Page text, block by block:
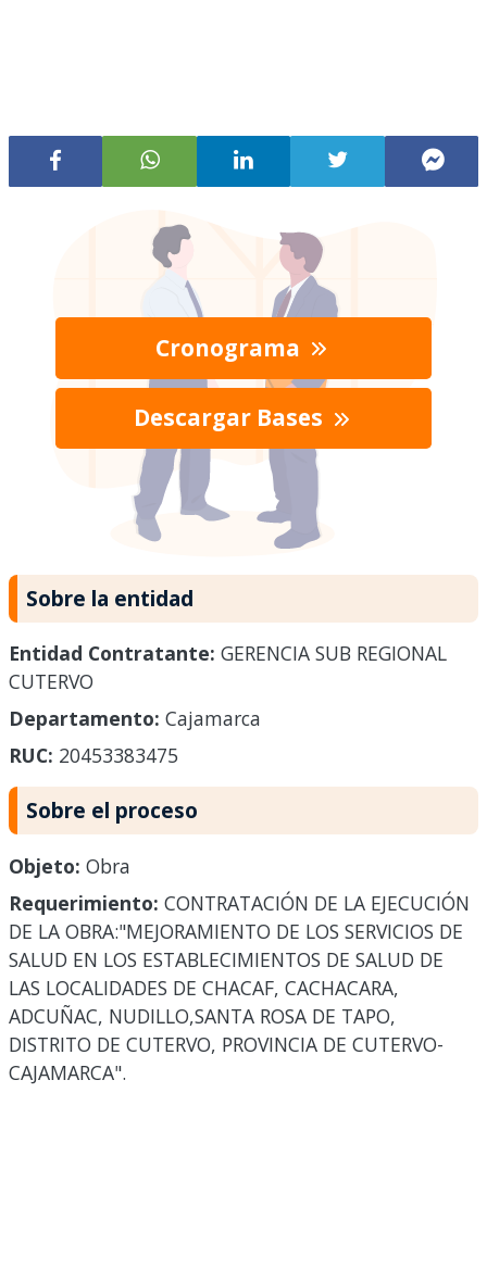
Cronograma
Descargar Bases
Sobre la entidad
Entidad Contratante: GERENCIA SUB REGIONAL
CUTERVO
Departamento: Cajamarca
RUC: 20453383475
Sobre el proceso
Objeto: Obra
Requerimiento: CONTRATACIÓN DE LA EJECUCIÓN
DE LA OBRA:"MEJORAMIENTO DE LOS SERVICIOS DE
SALUD EN LOS ESTABLECIMIENTOS DE SALUD DE
LAS LOCALIDADES DE CHACAF, CACHACARA,
ADCUÑAC, NUDILLO,SANTA ROSA DE TAPO,
DISTRITO DE CUTERVO, PROVINCIA DE CUTERVO-
CAJAMARCA".